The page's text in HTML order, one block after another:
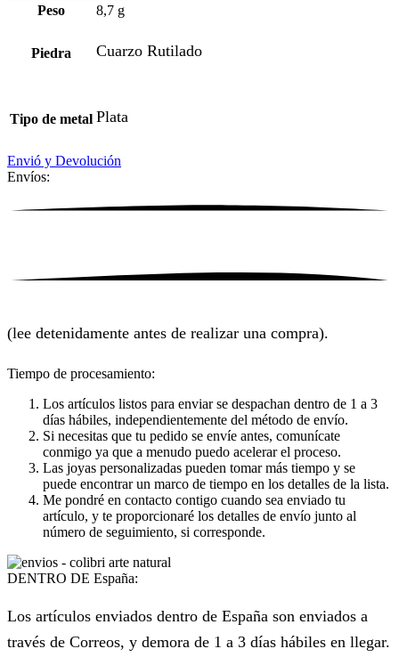
Peso
8,7 g
Piedra Cuarzo Rutilado
Tipo de metal Plata
Envió y Devolución
Envíos:
(lee detenidamente antes de realizar una compra).
Tiempo de procesamiento:
Los artículos listos para enviar se despachan dentro de 1 a 3
días hábiles, independientemente del método de envío.
Si necesitas que tu pedido se envíe antes, comunícate
conmigo ya que a menudo puedo acelerar el proceso.
Las joyas personalizadas pueden tomar más tiempo y se
puede encontrar un marco de tiempo en los detalles de la lista.
Me pondré en contacto contigo cuando sea enviado tu
artículo, y te proporcionaré los detalles de envío junto al
número de seguimiento, si corresponde.
DENTRO DE España:
Los artículos enviados dentro de España son enviados a
través de Correos, y demora de 1 a 3 días hábiles en llegar.